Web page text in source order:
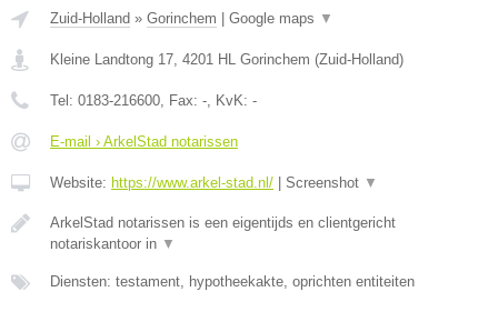
Zuid-Holland » Gorinchem Google maps ▼
Kleine Landtong 17, 4201 HL Gorinchem (Zuid-Holland)
Tel: 0183-216600, Fax: -, KvK: -
E-mail › ArkelStad notarissen
Website: https://www.arkel-stad.nl/ Screenshot ▼
ArkelStad notarissen is een eigentijds en clientgericht
notariskantoor in ▼
Diensten: testament, hypotheekakte, oprichten entiteiten